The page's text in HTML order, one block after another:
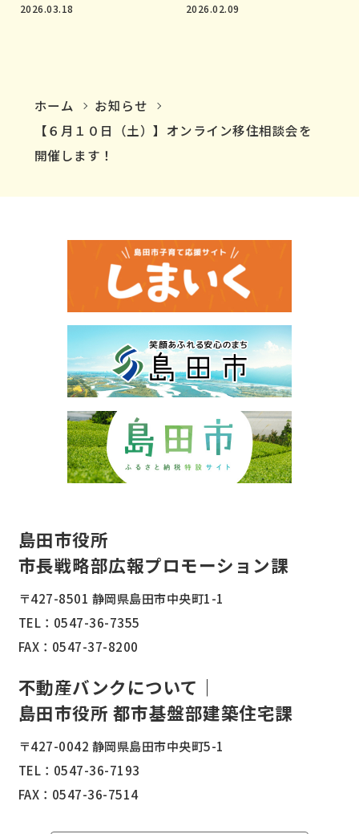
2026.03.18 2026.02.09
ホーム
お知らせ
【６月１０日（土）】オンライン移住相談会を
開催します！
島田市役所
市長戦略部広報プロモーション課
〒427-8501 静岡県島田市中央町1-1
TEL： 0547-36-7355
FAX：0547-37-8200
不動産バンクについて｜
島田市役所 都市基盤部建築住宅課
〒427-0042 静岡県島田市中央町5-1
TEL： 0547-36-7193
FAX：0547-36-7514